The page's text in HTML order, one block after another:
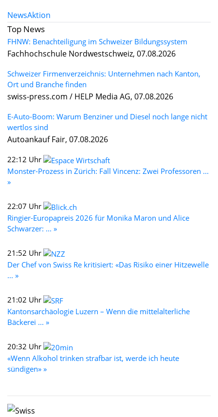
NewsAktion
Top News
FHNW: Benachteiligung im Schweizer Bildungssystem
Fachhochschule Nordwestschweiz, 07.08.2026
Schweizer Firmenverzeichnis: Unternehmen nach Kanton,
Ort und Branche finden
swiss-press.com / HELP Media AG, 07.08.2026
E-Auto-Boom: Warum Benziner und Diesel noch lange nicht
wertlos sind
Autoankauf Fair, 07.08.2026
22:12 Uhr
Monster-Prozess in Zürich: Fall Vincenz: Zwei Professoren ...
»
22:07 Uhr
Ringier-Europapreis 2026 für Monika Maron und Alice
Schwarzer: ... »
21:52 Uhr
Der Chef von Swiss Re kritisiert: «Das Risiko einer Hitzewelle
... »
21:02 Uhr
Kantonsarchäologie Luzern – Wenn die mittelalterliche
Bäckerei ... »
20:32 Uhr
«Wenn Alkohol trinken strafbar ist, werde ich heute
sündigen» »